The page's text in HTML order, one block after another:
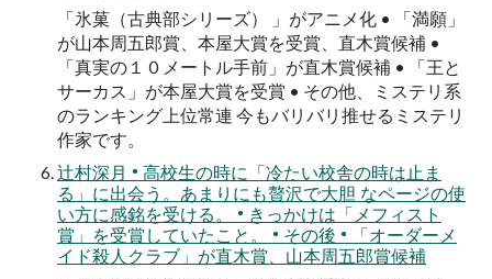
「氷菓（古典部シリーズ） 」がアニメ化 • 「満願」
が⼭本周五郎賞、本屋⼤賞を受賞、直⽊賞候補 •
「真実の１０メートル⼿前」が直⽊賞候補 • 「王と
サーカス」が本屋⼤賞を受賞 • その他、ミステリ系
のランキング上位常連 今もバリバリ推せるミステリ
作家です。
辻村深⽉ • ⾼校⽣の時に「冷たい校舎の時は⽌ま
る」に出会う。あまりにも贅沢で⼤胆 なページの使
い⽅に感銘を受ける。 • きっかけは「メフィスト
賞」を受賞していたこと。 • その後 • 「オーダーメ
イド殺⼈クラブ」が直⽊賞、⼭本周五郎賞候補